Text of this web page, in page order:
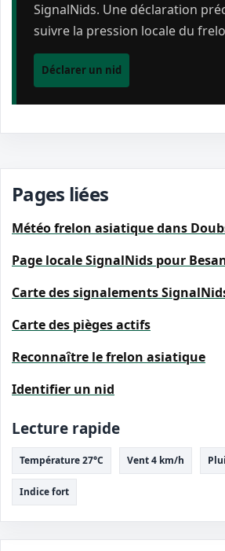
SignalNids. Une déclaration
suivre la pression locale du
Déclarer un nid
Pages liées
Météo frelon asiatique dans
Page locale SignalNids pour
Carte des signalements
Carte des pièges actifs
Reconnaître le frelon asiatique
Identifier un nid
Lecture rapide
Température 27°C Vent 4 km/h
Indice fort